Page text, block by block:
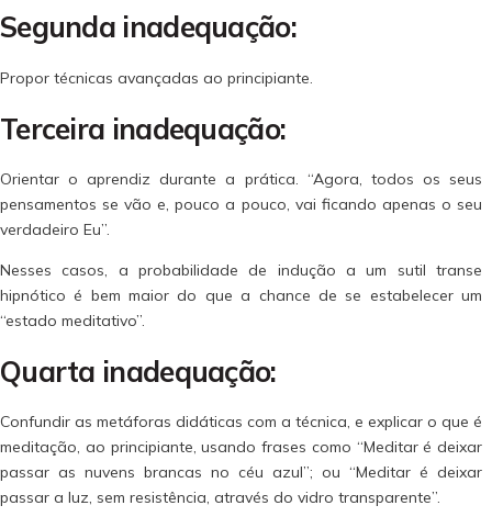
Segunda inadequação:
Propor técnicas avançadas ao principiante.
Terceira inadequação:
Orientar o aprendiz durante a prática. “Agora, todos os seus
pensamentos se vão e, pouco a pouco, vai ficando apenas o seu
verdadeiro Eu”.
Nesses casos, a probabilidade de indução a um sutil transe
hipnótico é bem maior do que a chance de se estabelecer um
“estado meditativo”.
Quarta inadequação:
Confundir as metáforas didáticas com a técnica, e explicar o que é
meditação, ao principiante, usando frases como “Meditar é deixar
passar as nuvens brancas no céu azul”; ou “Meditar é deixar
passar a luz, sem resistência, através do vidro transparente”.